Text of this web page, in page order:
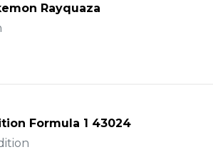
Rayquaza
Formula 1 43024